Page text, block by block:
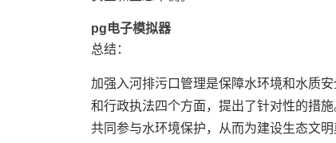
pg电子模拟器
总结：
加强入河排污口管理是保障水环境和水质
和行政执法四个方面，提出了针对性的措
共同参与水环境保护，从而为建设生态文明